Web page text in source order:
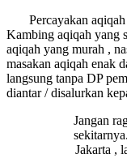
Percayakan aqiqah
Kambing aqiqah yang
aqiqah yang murah ,
masakan aqiqah enak
langsung tanpa DP
diantar / disalurkan
Jangan
Jakarta ,